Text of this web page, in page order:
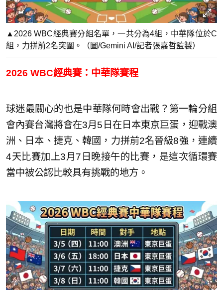
▲2026 WBC經典賽分組名單，一共分為4組，中華隊位於C
組，力拼前2名突圍。（圖/Gemini AI/記者張嘉哲監製）
2026 WBC經典賽：中華隊賽程
球迷最關心的也是中華隊何時會出戰？第一輪分組
會內賽台灣將會在3月5日在日本東京巨蛋，迎戰澳
洲、日本、捷克、韓國，力拼前2名晉級8強，連續
4天比賽加上3月7日晚接午的比賽，是這次循環賽
當中被公認比較具有挑戰的地方。